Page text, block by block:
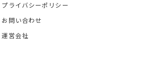
プライバシーポリシー
お問い合わせ
運営会社